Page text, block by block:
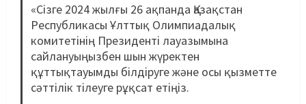
«Сізге 2024 жылғы 26 ақпанда Қазақстан
Республикасы Ұлттық Олимпиадалық
комитетінің Президенті лауазымына
сайлануыңызбен шын жүректен
құттықтауымды білдіруге және осы қызметте
сәттілік тілеуге рұқсат етіңіз.